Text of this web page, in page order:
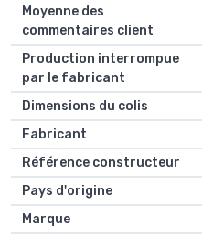
Moyenne des
commentaires client
Production interrompue
par le fabricant
Dimensions du colis
Fabricant
Référence constructeur
Pays d'origine
Marque